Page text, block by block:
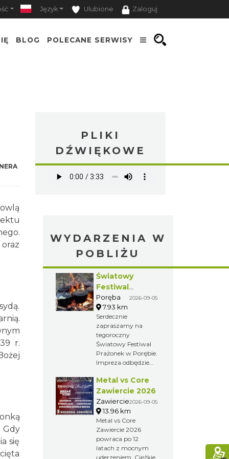
Język Ulubione Zaloguj
BLOG POLECANE SERWISY
r.
Gdy
się
PLIKI
DŹWIĘKOWE
WYDARZENIA W
POBLIŻU
Światowy
Festiwal
Prażonek w
Porębie
Poręba 2026-09-05
7.93 km
Serdecznie
zapraszamy na
tegoroczny
Światowy Festiwal
Prażonek w Porębie.
Impreza odbędzie
2026r.
Metal vs Core
Zawiercie 2026
Zawiercie2026-09-05
13.96 km
Metal vs Core
Zawiercie 2026
powraca po 12
latach z mocnym
uderzeniem. Ciężkie